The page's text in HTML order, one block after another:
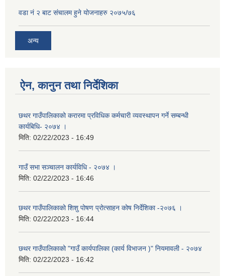
वडा नं २ बाट संचालम हुने योजनाहरु २०७५/७६
अन्य
ऐन, कानुन तथा निर्देशिका
छथर गाउँपालिकाको करारमा प्रविधिक कर्मचारी व्यवस्थापन गर्ने सम्बन्धी
कार्यबिधि- २०७४ ।
मिति: 02/22/2023 - 16:49
गाउँ सभा सञ्चालन कार्यविधि - २०७४ ।
मिति: 02/22/2023 - 16:46
छथर गाउँपालिकाको शिशु पोषण प्रोत्साहन कोष निर्देशिका -२०७६ ।
मिति: 02/22/2023 - 16:44
छथर गाउँपालिकाको "गाउँ कार्यपालिका (कार्य विभाजन )" नियमावली - २०७४
मिति: 02/22/2023 - 16:42